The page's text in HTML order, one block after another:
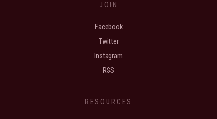
JOIN
Facebook
Twitter
Instagram
RSS
RESOURCES